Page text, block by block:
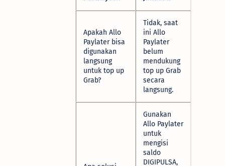
Apakah Allo
Paylater bisa
digunakan
langsung
untuk top up
Grab?
Tidak, saat
ini Allo
Paylater
belum
mendukung
top up Grab
secara
langsung.
Gunakan
Allo Paylater
untuk
mengisi
saldo
DIGIPULSA,